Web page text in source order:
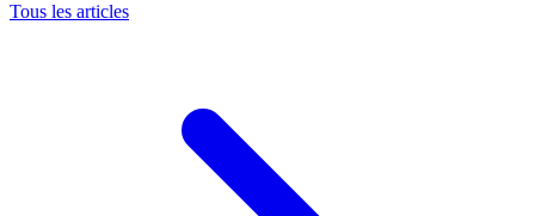
Tous les articles